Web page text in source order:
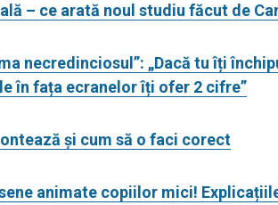
– ce arată noul studiu făcut de
necredinciosul”: „Dacă tu îți
în fața ecranelor îți ofer 2 cifre”
și cum să o faci corect
animate copiilor mici!